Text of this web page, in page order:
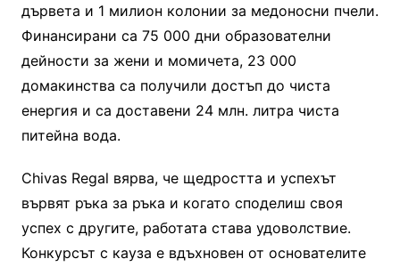
дървета и 1 милион колонии за медоносни пчели.
Финансирани са 75 000 дни образователни
дейности за жени и момичета, 23 000
домакинства са получили достъп до чиста
енергия и са доставени 24 млн. литра чиста
питейна вода.
Сhivas Regal вярва, че щедростта и успехът
вървят ръка за ръка и когато споделиш своя
успех с другите, работата става удоволствие.
Конкурсът с кауза е вдъхновен от основателите